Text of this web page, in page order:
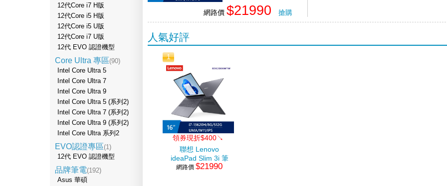
12代Core i7 H版
12代Core i5 H版
12代Core i5 U版
12代Core i7 U版
12代 EVO 認證機型
Core Ultra 專區(90)
Intel Core Ultra 5
Intel Core Ultra 7
Intel Core Ultra 9
Intel Core Ultra 5 (系列2)
Intel Core Ultra 7 (系列2)
Intel Core Ultra 9 (系列2)
Intel Core Ultra 系列2
EVO認證專區(1)
12代 EVO 認證機型
品牌筆電(192)
Asus 華碩
網路價 $21990 搶購
人氣好評
1
領券現折$400↘
聯想 Lenovo
ideaPad Slim 3i 筆
電 16" (i7-
網路價$21990